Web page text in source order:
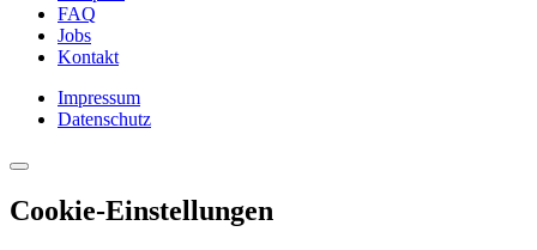
FAQ
Jobs
Kontakt
Impressum
Datenschutz
Cookie-Einstellungen